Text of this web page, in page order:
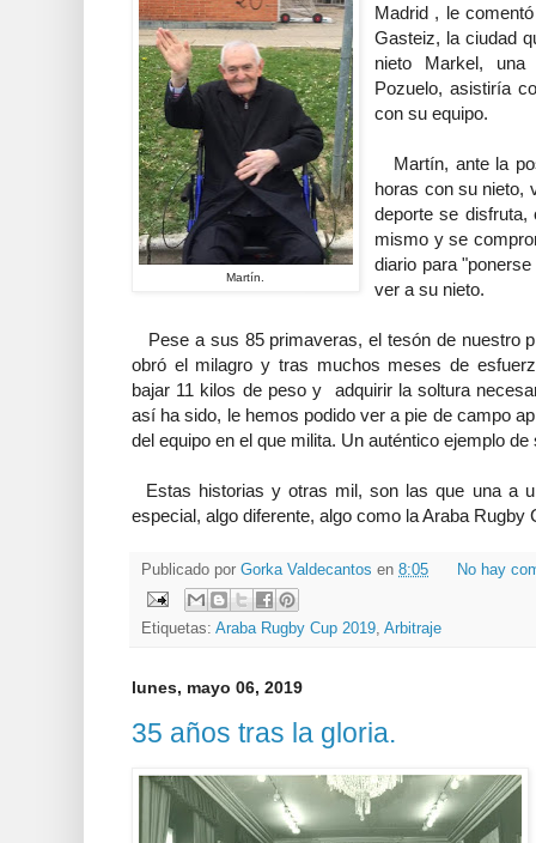
Martín.
Madrid , le
Gasteiz, la ciudad
nieto Markel,
Pozuelo, asistiría
con su equipo.
Martín, ante la
horas con su nieto,
deporte se disfruta,
mismo y se
diario para
ver a su nieto.
Pese a sus 85 primaveras, el tesón de nuestro
obró el milagro y tras muchos meses de
bajar 11 kilos de peso y adquirir la soltura
así ha sido, le hemos podido ver a pie de campo
del equipo en el que milita. Un auténtico ejemplo de
Estas historias y otras mil, son las que una a
especial, algo diferente, algo como la Araba Rugby
Publicado por Gorka Valdecantos en 8:05 No hay
Etiquetas: Araba Rugby Cup 2019, Arbitraje
lunes, mayo 06, 2019
35 años tras la gloria.